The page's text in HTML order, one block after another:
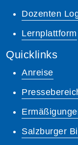
Dozenten
Lernplattform
Quicklinks
Anreise
Salzburger